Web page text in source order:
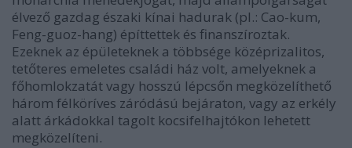
élvező gazdag északi kínai hadurak (pl.: Cao-kum,
Feng-guoz-hang) építtettek és finanszíroztak.
Ezeknek az épületeknek a többsége középrizalitos,
tetőteres emeletes családi ház volt, amelyeknek a
főhomlokzatát vagy hosszú lépcsőn megközelíthető
három félköríves záródású bejáraton, vagy az erkély
alatt árkádokkal tagolt kocsifelhajtókon lehetett
megközelíteni.